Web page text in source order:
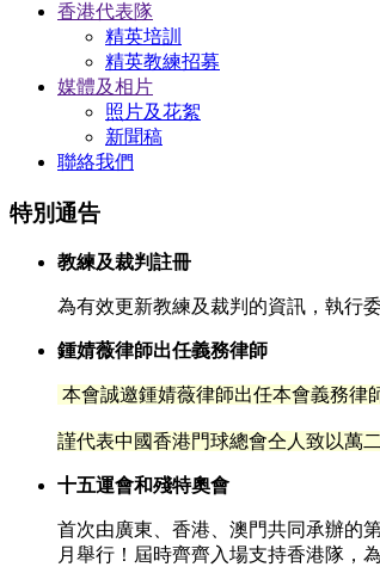
香港代表隊
精英培訓
精英教練招募
媒體及相片
照片及花絮
新聞稿
聯絡我們
特別通告
教練及裁判註冊
為有效更新教練及裁判的資訊，執行
鍾婧薇律師出任義務律師
本會誠邀鍾婧薇律師出任本會義務律
謹代表中國香港門球總會仝人致以萬
十五運會和殘特奧會
首次由廣東、香港、澳門共同承辦的
月舉行！屆時齊齊入場支持香港隊，